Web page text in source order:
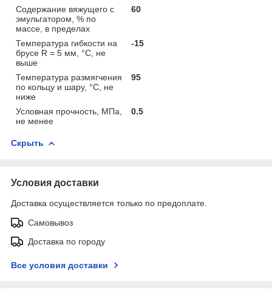
Содержание вяжущего с
эмульгатором, % по
массе, в пределах
60
Температура гибкости на
брусе R = 5 мм, °С, не
выше
-15
Температура размягчения
по кольцу и шару, °C, не
ниже
95
Условная прочность, МПа,
не менее
0.5
Скрыть
Условия доставки
Доставка осуществляется только по предоплате.
Самовывоз
Доставка по городу
Все условия доставки